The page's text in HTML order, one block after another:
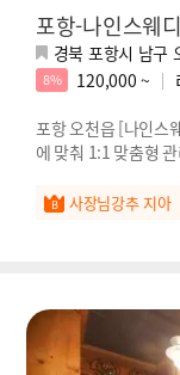
포항-나인스웨
경북 포항시 남구
8% 120,000 ~
포항 오천읍 [나인
에 맞춰 1:1 맞춤형
사장님강추 지아